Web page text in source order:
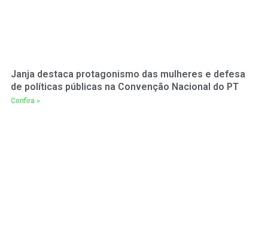
Janja destaca protagonismo das mulheres e defesa
de políticas públicas na Convenção Nacional do PT
Confira »